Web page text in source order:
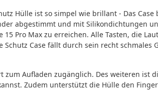
Hülle ist so simpel wie brillant - Das
abgestimmt und mit Silikondichtungen
Pro Max zu erreichen. Alle Tasten, die
Case fällt durch sein recht schmales
Aufladen zugänglich. Des weiteren ist
Zudem unterstützt die Hülle den